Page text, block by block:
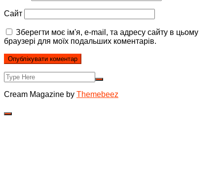
Сайт
Зберегти моє ім'я, e-mail, та адресу сайту в цьому
браузері для моїх подальших коментарів.
Cream Magazine by Themebeez